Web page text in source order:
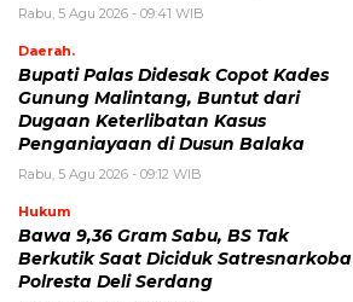
Rabu, 5 Agu 2026 - 09:41 WIB
Daerah.
Bupati Palas Didesak Copot Kades
Gunung Malintang, Buntut dari
Dugaan Keterlibatan Kasus
Penganiayaan di Dusun Balaka
Rabu, 5 Agu 2026 - 09:12 WIB
Hukum
Bawa 9,36 Gram Sabu, BS Tak
Berkutik Saat Diciduk Satresnarkoba
Polresta Deli Serdang